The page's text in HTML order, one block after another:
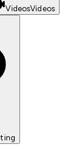
VideosVideos